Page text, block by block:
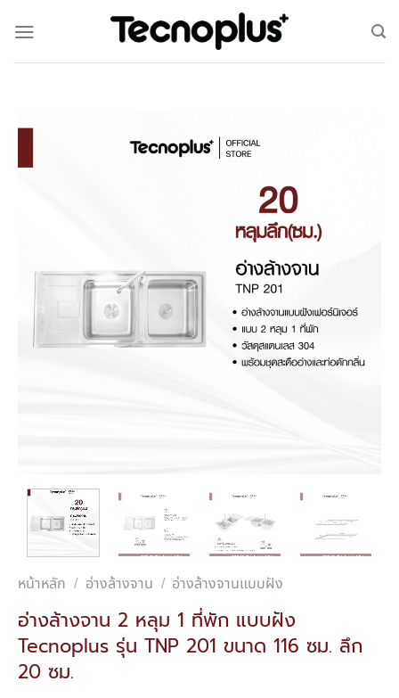
หน้าหลัก / อ่างล้างจาน / อ่างล้างจานแบบฝัง
อ่างล้างจาน 2 หลุม 1 ที่พัก แบบฝัง
Tecnoplus รุ่น TNP 201 ขนาด 116 ซม. ลึก
20 ซม.